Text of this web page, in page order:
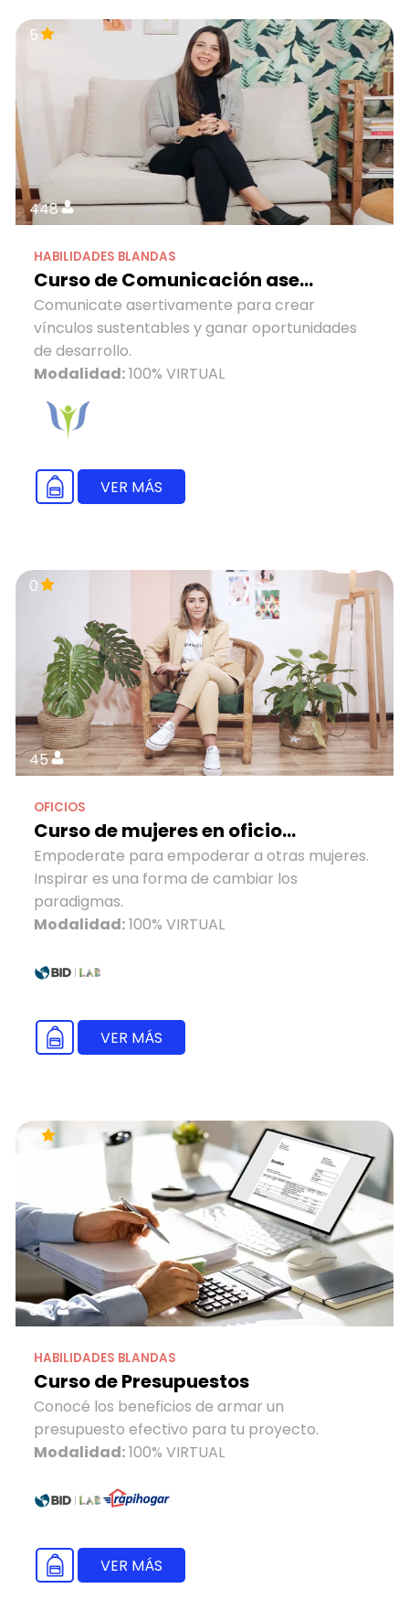
5
448
HABILIDADES BLANDAS
Curso de Comunicación ase...
Comunicate asertivamente para crear
vínculos sustentables y ganar oportunidades
de desarrollo.
Modalidad:100% VIRTUAL
VER MÁS
0
45
OFICIOS
Curso de mujeres en oficio...
Empoderate para empoderar a otras mujeres.
Inspirar es una forma de cambiar los
paradigmas.
Modalidad:100% VIRTUAL
VER MÁS
333
HABILIDADES BLANDAS
Curso de Presupuestos
Conocé los beneficios de armar un
presupuesto efectivo para tu proyecto.
Modalidad:100% VIRTUAL
VER MÁS